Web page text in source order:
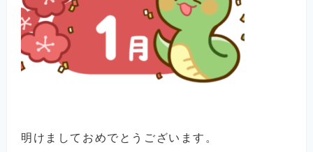
明けましておめでとうございます。